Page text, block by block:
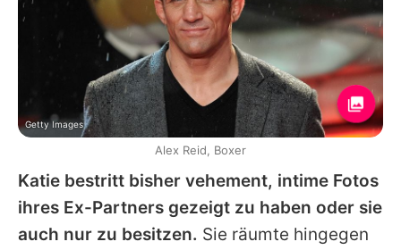
Katie bestritt bisher vehement, intime Fotos
ihres Ex-Partners gezeigt zu haben oder sie
auch nur zu besitzen. Sie räumte hingegen
Getty Images
Alex Reid, Boxer